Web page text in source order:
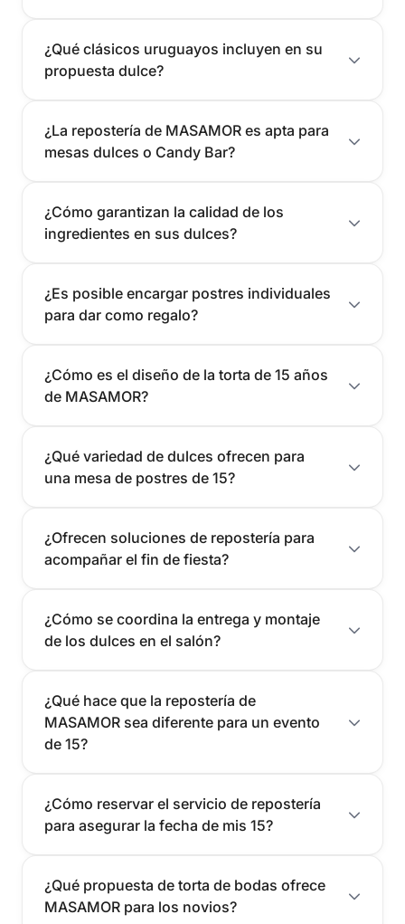
¿Qué clásicos uruguayos incluyen en su
propuesta dulce?
¿La repostería de MASAMOR es apta para
mesas dulces o Candy Bar?
¿Cómo garantizan la calidad de los
ingredientes en sus dulces?
¿Es posible encargar postres individuales
para dar como regalo?
¿Cómo es el diseño de la torta de 15 años
de MASAMOR?
¿Qué variedad de dulces ofrecen para
una mesa de postres de 15?
¿Ofrecen soluciones de repostería para
acompañar el fin de fiesta?
¿Cómo se coordina la entrega y montaje
de los dulces en el salón?
¿Qué hace que la repostería de
MASAMOR sea diferente para un evento
de 15?
¿Cómo reservar el servicio de repostería
para asegurar la fecha de mis 15?
¿Qué propuesta de torta de bodas ofrece
MASAMOR para los novios?